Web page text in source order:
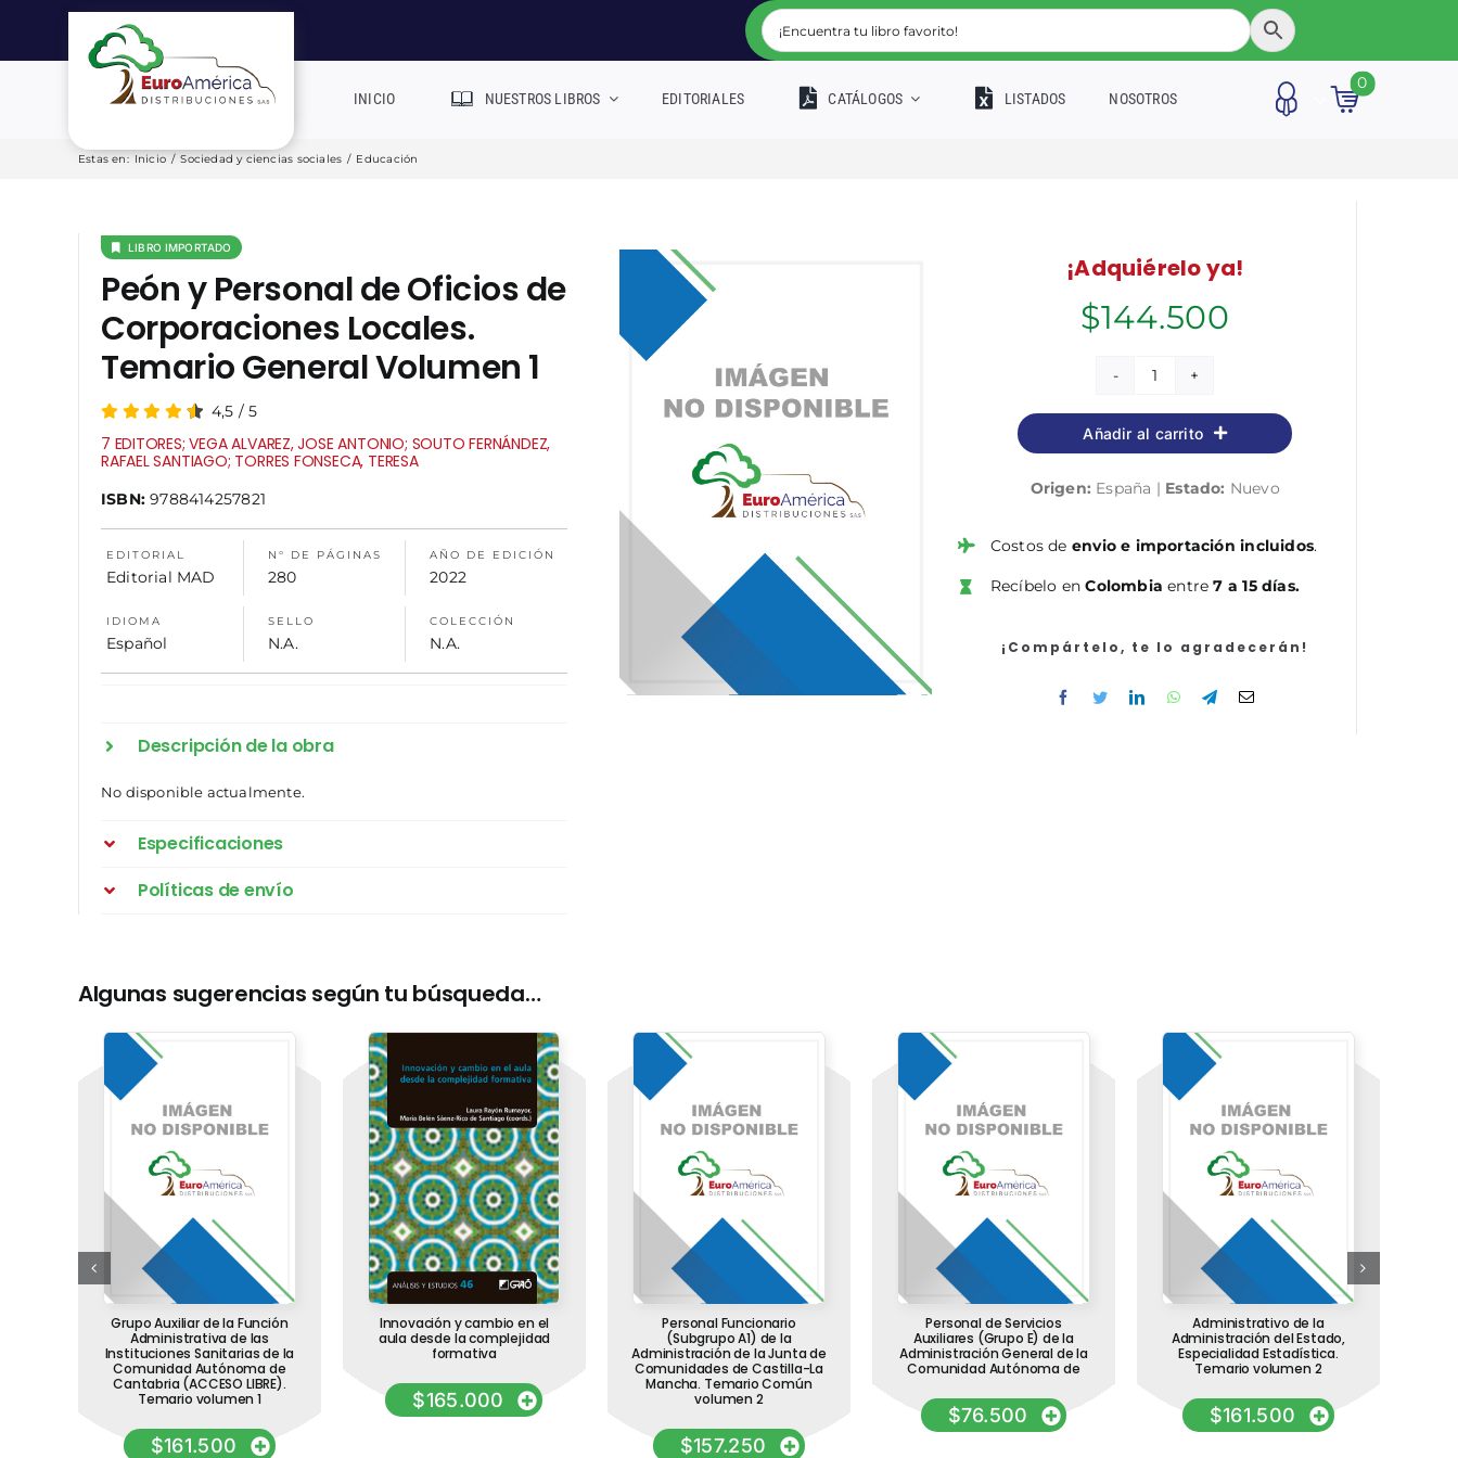
contenido
INICIO NUESTROS LIBROS EDITORIALES CATÁLOGOS LISTADOS NOSOTROS
0
Estas en: Inicio / Sociedad y ciencias sociales / Educación
LIBRO IMPORTADO
Peón y Personal de Oficios de
Corporaciones Locales.
Temario General Volumen 1
4,5 /5
7 EDITORES; VEGA ALVAREZ, JOSE ANTONIO; SOUTO FERNÁNDEZ,
RAFAEL SANTIAGO; TORRES FONSECA, TERESA
ISBN:9788414257821
EDITORIAL
Editorial MAD
N° DE PÁGINAS
280
AÑO DE EDICIÓN
2022
IDIOMA
Español
SELLO
N.A.
COLECCIÓN
N.A.
Descripción de la obra
No disponible actualmente.
Especificaciones
Políticas de envío
¡Adquiérelo ya!
$144.500
Peón
y
Personal
Oficios
Corporaciones
Temario
Volumen
cantidad
Añadir al carrito
Origen: España | Estado: Nuevo
Costos de envio e importación incluidos.
Recíbelo enColombia entre7 a 15 días.
¡Compártelo, te lo agradecerán!
Algunas sugerencias según tu búsqueda…
Grupo Auxiliar de la Función
Administrativa de las
Instituciones Sanitarias de la
Comunidad Autónoma de
Cantabria (ACCESO LIBRE).
Temario volumen 1
$161.500
Innovación y cambio en el
aula desde la complejidad
formativa
$165.000
Personal Funcionario
(Subgrupo A1) de la
Administración de la Junta de
Comunidades de Castilla-La
Mancha. Temario Común
volumen 2
$157.250
Personal de Servicios
Auxiliares (Grupo E) de la
Administración General de la
Comunidad Autónoma de
$76.500
Administrativo de la
Administración del Estado,
Especialidad Estadística.
Temario volumen 2
$161.500